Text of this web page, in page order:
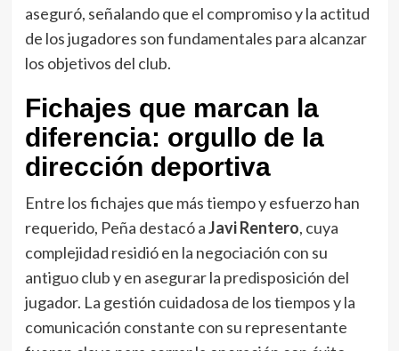
aseguró, señalando que el compromiso y la actitud
de los jugadores son fundamentales para alcanzar
los objetivos del club.
Fichajes que marcan la
diferencia: orgullo de la
dirección deportiva
Entre los fichajes que más tiempo y esfuerzo han
requerido, Peña destacó aJavi Rentero, cuya
complejidad residió en la negociación con su
antiguo club y en asegurar la predisposición del
jugador. La gestión cuidadosa de los tiempos y la
comunicación constante con su representante